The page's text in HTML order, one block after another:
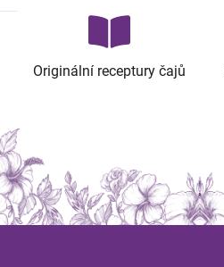
Originální receptury čajů
Z